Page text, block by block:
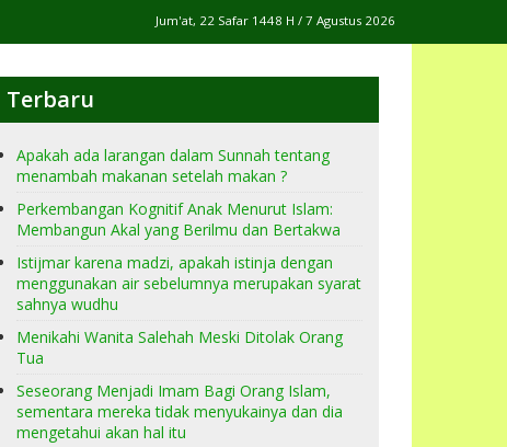
Jum'at, 22 Safar 1448 H / 7 Agustus 2026
Terbaru
Apakah ada larangan dalam Sunnah tentang
menambah makanan setelah makan ?
Perkembangan Kognitif Anak Menurut Islam:
Membangun Akal yang Berilmu dan Bertakwa
Istijmar karena madzi, apakah istinja dengan
menggunakan air sebelumnya merupakan syarat
sahnya wudhu
Menikahi Wanita Salehah Meski Ditolak Orang
Tua
Seseorang Menjadi Imam Bagi Orang Islam,
sementara mereka tidak menyukainya dan dia
mengetahui akan hal itu